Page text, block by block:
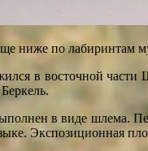
ниже по лабиринтам
в восточной
в виде шлема.
Экспозиционная